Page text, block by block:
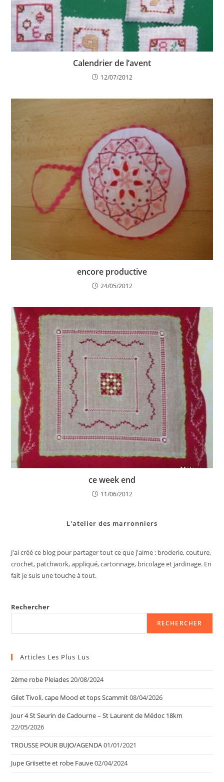
Calendrier de l’avent
12/07/2012
encore productive
24/05/2012
ce week end
11/06/2012
L'atelier des marronniers
J'ai créé ce blog pour partager tout ce que j'aime : broderie, couture,
crochet, patchwork, appliqué, cartonnage, bricolage et jardinage. En
fait je suis une touche à tout.
Rechercher
RECHERCHER
Articles Les Plus Lus
2ème robe Pleiades20/08/2024
Gilet Tivoli, cape Mood et tops Scammit08/04/2026
Jour 4 St Seurin de Cadourne – St Laurent de Médoc 18km
22/05/2026
TROUSSE POUR BUJO/AGENDA01/01/2021
Jupe Griisette et robe Fauve02/04/2024